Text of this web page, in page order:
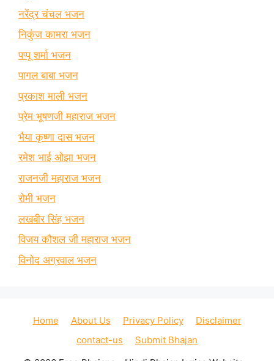
नरेंद्र चंचल भजन
निकुंज कामरा भजन
पप्पू शर्मा भजन
पागल बाबा भजन
प्रकाश माली भजन
प्रेम भूषणजी महाराज भजन
भैया कृष्णा दास भजन
रमेश भाई ओझा भजन
राजनजी महाराज भजन
रोमी भजन
लखबीर सिंह भजन
विजय कौशल जी महाराज भजन
विनोद अग्रवाल भजन
Home About Us Privacy Policy
Disclaimer
contact-us
Submit Bhajan